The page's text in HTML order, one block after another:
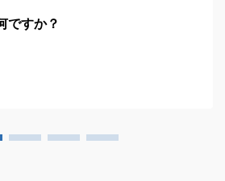
ですか？